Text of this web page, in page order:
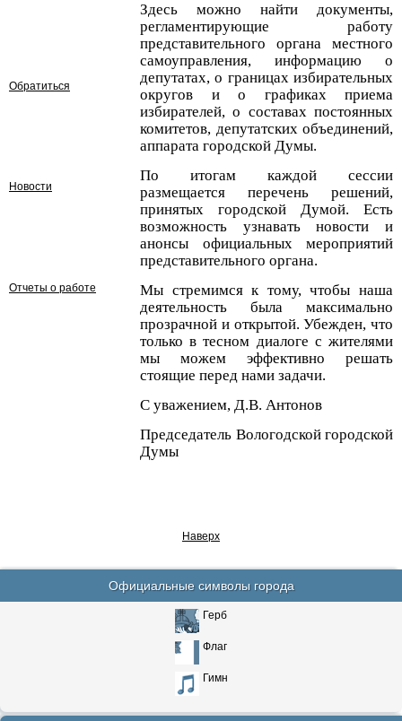
Здесь можно найти документы,
регламентирующие работу
представительного органа местного
самоуправления, информацию о
депутатах, о границах избирательных
округов и о графиках приема
избирателей, о составах постоянных
комитетов, депутатских объединений,
аппарата городской Думы.
По итогам каждой сессии
размещается перечень решений,
принятых городской Думой. Есть
возможность узнавать новости и
анонсы официальных мероприятий
представительного органа.
Мы стремимся к тому, чтобы наша
деятельность была максимально
прозрачной и открытой. Убежден, что
только в тесном диалоге с жителями
мы можем эффективно решать
стоящие перед нами задачи.
С уважением, Д.В. Антонов
Председатель Вологодской городской
Думы
Обратиться
Новости
Отчеты о работе
Наверх
Официальные символы города
Герб
Флаг
Гимн